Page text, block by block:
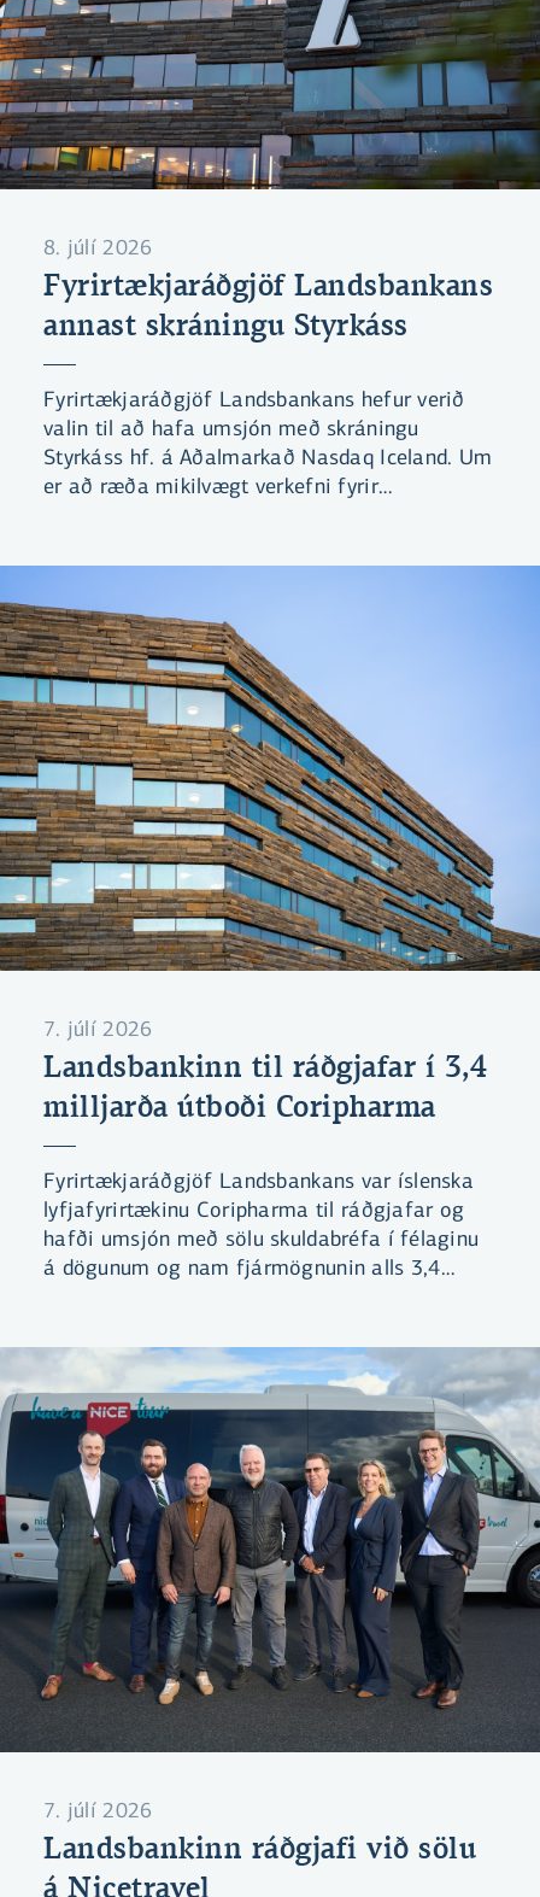
8. júlí 2026
Fyrirtækjaráðgjöf Landsbankans
annast skráningu Styrkáss
Fyrirtækjaráðgjöf Landsbankans hefur verið
valin til að hafa umsjón með skráningu
Styrkáss hf. á Aðalmarkað Nasdaq Iceland. Um
er að ræða mikilvægt verkefni fyrir
7. júlí 2026
Landsbankinn til ráðgjafar í 3,4
milljarða útboði Coripharma
Fyrirtækjaráðgjöf Landsbankans var íslenska
lyfjafyrirtækinu Coripharma til ráðgjafar og
hafði umsjón með sölu skuldabréfa í félaginu
á dögunum og nam fjármögnunin alls 3,4
7. júlí 2026
Landsbankinn ráðgjafi við sölu
á Nicetravel